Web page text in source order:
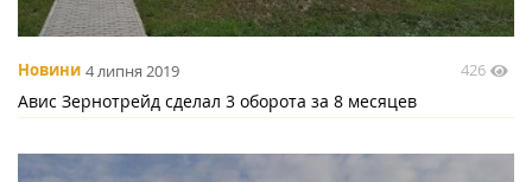
Новини 4 липня 2019 426
Авис Зернотрейд сделал 3 оборота за 8 месяцев